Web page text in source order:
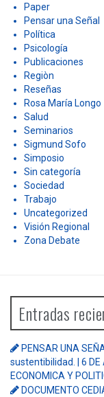
Paper
Pensar una Señal
Política
Psicología
Publicaciones
Regiòn
Reseñas
Rosa María Longo
Salud
Seminarios
Sigmund Sofo
Simposio
Sin categoría
Sociedad
Trabajo
Uncategorized
Visión Regional
Zona Debate
Entradas
PENSAR UNA
sustentibilidad. | 6 DE
ECONOMICA Y
DOCUMENTO